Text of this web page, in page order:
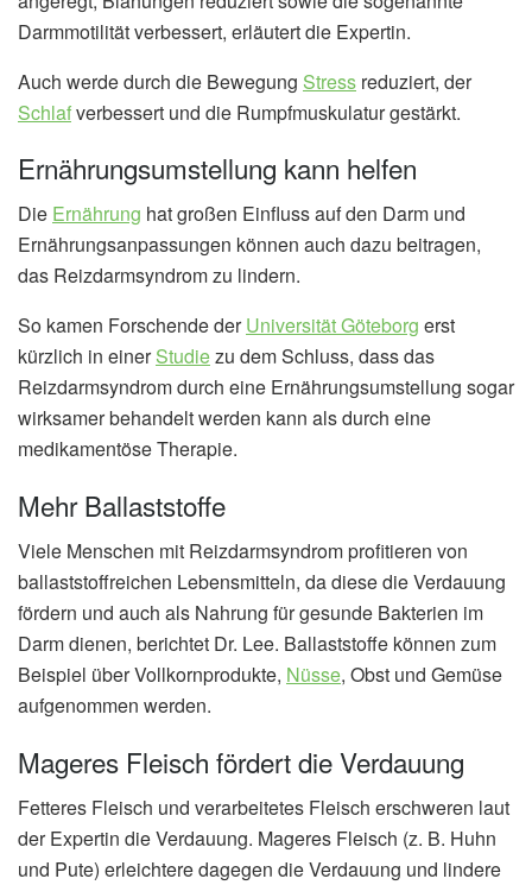
Darmmotilität verbessert, erläutert die Expertin.
Auch werde durch die Bewegung Stress reduziert, der
Schlafverbessert und die Rumpfmuskulatur gestärkt.
Ernährungsumstellung kann helfen
Die Ernährung hat großen Einfluss auf den Darm und
Ernährungsanpassungen können auch dazu beitragen,
das Reizdarmsyndrom zu lindern.
So kamen Forschende derUniversität Göteborg erst
kürzlich in einerStudiezu dem Schluss, dass das
Reizdarmsyndrom durch eine Ernährungsumstellung sogar
wirksamer behandelt werden kann als durch eine
medikamentöse Therapie.
Mehr Ballaststoffe
Viele Menschen mit Reizdarmsyndrom profitieren von
ballaststoffreichen Lebensmitteln, da diese die Verdauung
fördern und auch als Nahrung für gesunde Bakterien im
Darm dienen, berichtet Dr. Lee. Ballaststoffe können zum
Beispiel über Vollkornprodukte, Nüsse, Obst und Gemüse
aufgenommen werden.
Mageres Fleisch fördert die Verdauung
Fetteres Fleisch und verarbeitetes Fleisch erschweren laut
der Expertin die Verdauung. Mageres Fleisch (z. B. Huhn
und Pute) erleichtere dagegen die Verdauung und lindere